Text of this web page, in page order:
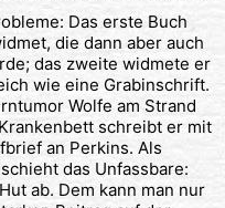
Das erste Buch
die dann aber auch
das zweite widmete er
wie eine Grabinschrift.
Wolfe am Strand
schreibt er mit
an Perkins. Als
das Unfassbare:
ab. Dem kann man nur